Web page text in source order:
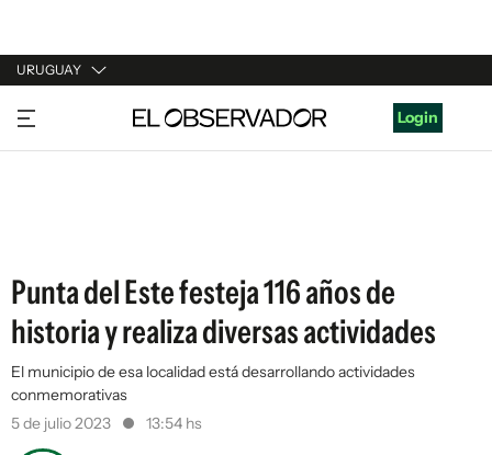
URUGUAY
URUGUAY
ARGENTINA
Login
Punta del Este festeja 116 años de
historia y realiza diversas actividades
El municipio de esa localidad está desarrollando actividades
conmemorativas
5 de julio 2023
13:54 hs